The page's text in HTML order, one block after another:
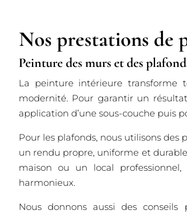
Nos prestations de
Peinture des murs et des
La peinture intérieure transforme
modernité. Pour garantir un
application d’une sous-couche puis
Pour les plafonds, nous utilisons des
un rendu propre, uniforme et
maison ou un local
harmonieux.
Nous donnons aussi des